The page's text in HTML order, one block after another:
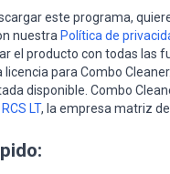
este programa,
nuestra Política de
el producto con todas las
para Combo
disponible. Combo
RCS LT, la empresa matriz de